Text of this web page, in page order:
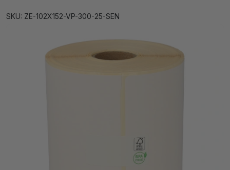
SKU: ZE-102X152-VP-300-25-SEN